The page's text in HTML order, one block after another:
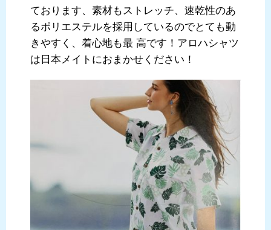
ております、素材もストレッチ、速乾性のあ
るポリエステルを採用しているのでとても動
きやすく、着心地も最 高です！アロハシャツ
は日本メイトにおまかせください！